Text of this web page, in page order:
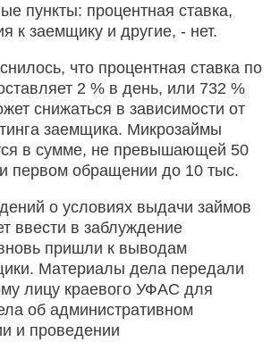
пункты: процентная ставка,
к заемщику и другие, - нет.
что процентная ставка по
2 % в день, или 732 %
снижаться в зависимости от
заемщика. Микрозаймы
в сумме, не превышающей 50
первом обращении до 10 тыс.
о условиях выдачи займов
ввести в заблуждение
пришли к выводам
Материалы дела передали
лицу краевого УФАС для
об административном
и проведении